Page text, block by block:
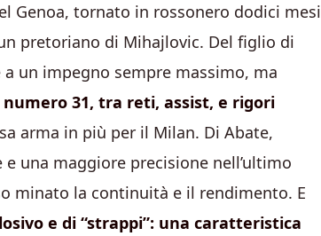
Genoa, tornato in rossonero dodici mesi
pretoriano di Mihajlovic. Del figlio di
un impegno sempre massimo, ma
31, tra reti, assist, e rigori
arma in più per il Milan. Di Abate,
una maggiore precisione nell’ultimo
minato la continuità e il rendimento. E
e di “strappi”: una caratteristica